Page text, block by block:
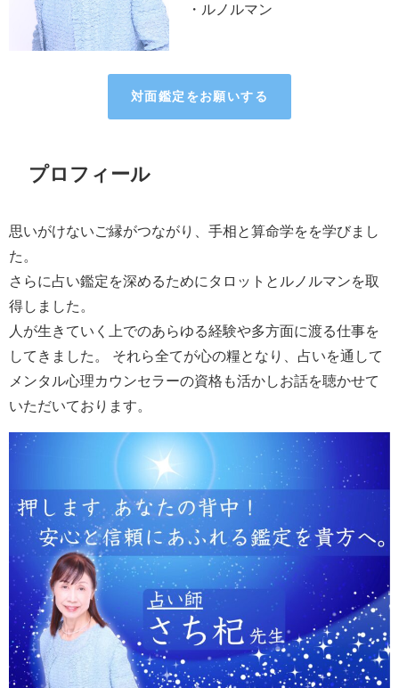
・ルノルマン
対面鑑定をお願いする
プロフィール
思いがけないご縁がつながり、手相と算命学をを学びまし
た。
さらに占い鑑定を深めるためにタロットとルノルマンを取
得しました。
人が生きていく上でのあらゆる経験や多方面に渡る仕事を
してきました。 それら全てが心の糧となり、占いを通して
メンタル心理カウンセラーの資格も活かしお話を聴かせて
いただいております。